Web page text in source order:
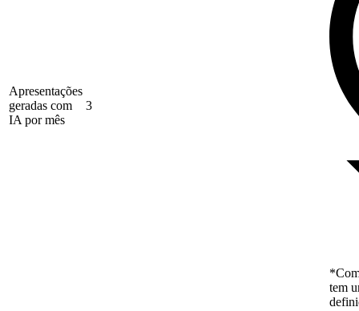
Apresentações
geradas com
IA por mês
3
tem